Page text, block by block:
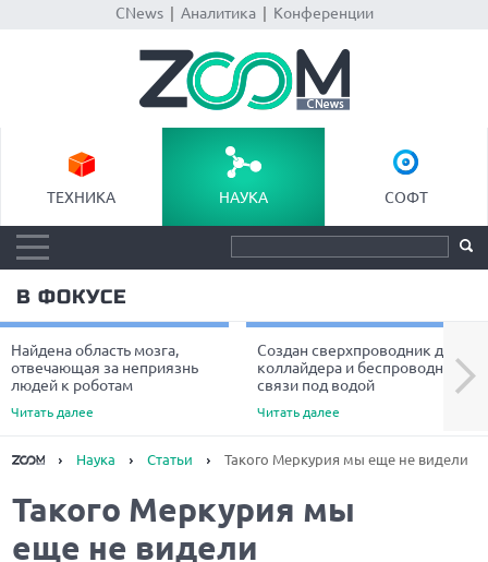
CNews| Аналитика| Конференции
ТЕХНИКА НАУКА СОФТ
В ФОКУСЕ
Найдена область мозга,
отвечающая за неприязнь
людей к роботам
Читать далее
Создан сверхпроводник для
коллайдера и беспроводной
связи под водой
Читать далее
Next
Наука Статьи Такого Меркурия мы еще не видели
Такого Меркурия мы
еще не видели